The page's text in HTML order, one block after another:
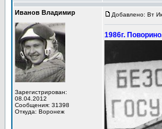
Иванов Владимир
Зарегистрирован:
08.04.2012
Сообщения: 31398
Откуда: Воронеж
Добавлено: Вт
1986г.